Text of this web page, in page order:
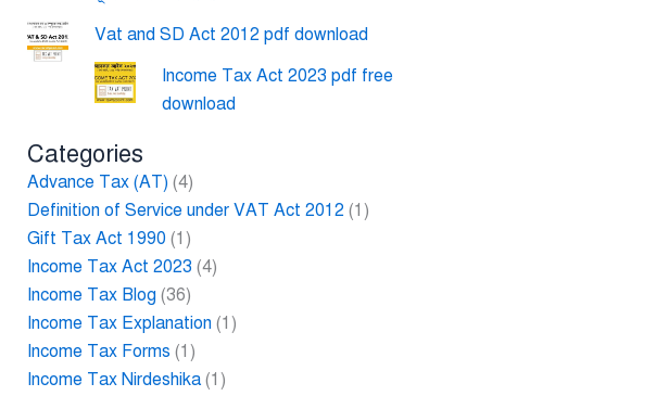
Vat and SD Act 2012 pdf download
Income Tax Act 2023 pdf free
download
Categories
Advance Tax (AT) (4)
Definition of Service under VAT Act 2012 (1)
Gift Tax Act 1990 (1)
Income Tax Act 2023 (4)
Income Tax Blog (36)
Income Tax Explanation (1)
Income Tax Forms (1)
Income Tax Nirdeshika (1)